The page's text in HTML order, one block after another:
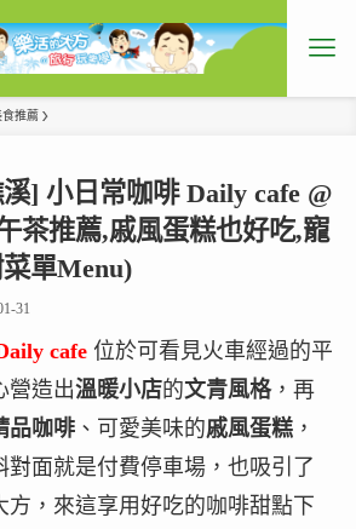
推薦
] 小日常咖啡 Daily cafe @
茶推薦,戚風蛋糕也好吃,寵
單Menu)
31
cafe位於可看見火車經過的平
營造出溫暖小店的文青風格，再
品咖啡、可愛美味的戚風蛋糕，
對面就是付費停車場，也吸引了
方，來這享用好吃的咖啡甜點下